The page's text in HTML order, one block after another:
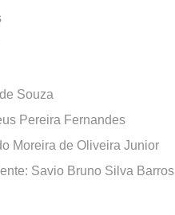
Souza
Pereira Fernandes
Moreira de Oliveira Junior
Savio Bruno Silva Barros